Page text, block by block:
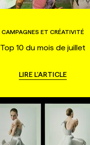
CAMPAGNES ET CRÉATIVITÉ
Top 10 du mois de juillet
LIRE L'ARTICLE